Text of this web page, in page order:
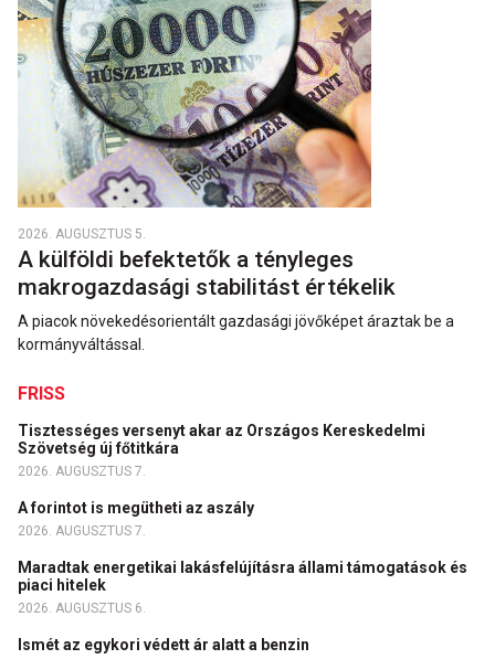
2026. AUGUSZTUS 5.
A külföldi befektetők a tényleges
makrogazdasági stabilitást értékelik
A piacok növekedésorientált gazdasági jövőképet áraztak be a
kormányváltással.
FRISS
Tisztességes versenyt akar az Országos Kereskedelmi
Szövetség új főtitkára
2026. AUGUSZTUS 7.
A forintot is megütheti az aszály
2026. AUGUSZTUS 7.
Maradtak energetikai lakásfelújításra állami támogatások és
piaci hitelek
2026. AUGUSZTUS 6.
Ismét az egykori védett ár alatt a benzin